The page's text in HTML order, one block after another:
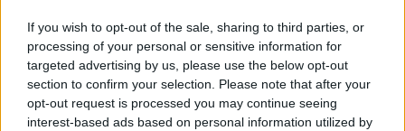
If you wish to opt-out of the sale, sharing to third parties, or
processing of your personal or sensitive information for
targeted advertising by us, please use the below opt-out
section to confirm your selection. Please note that after your
opt-out request is processed you may continue seeing
interest-based ads based on personal information utilized by
Hogy került az Iszlám Állam Párizsba?